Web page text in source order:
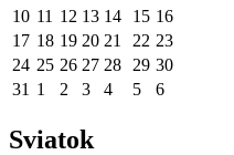
10 11 12 13 14 15 16
17 18 19 20 21 22 23
24 25 26 27 28 29 30
31 1 2 3 4 5 6
Sviatok